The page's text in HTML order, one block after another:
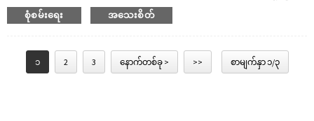
နိုင်သော Finishes Tool-free Plug ရရှိနိုင်သော LEDcustation ထုတ်ကုန်များ
ဖြစ်သော အထူးကု ODM အလင်းရောင်၊ 2005 ခုနှစ်မှစတင်၍ ပရော်ဖက်ရှင်နယ်
ပေးပါသည်။ ကျွန်ုပ်တို့သည် အမျိုးမျိုးသော အသုံးချမှုများအတွက် သင့်လျော်
သော Led Downlight များကို ဒီဇိုင်းဆွဲပြီး ထုတ်လုပ်ပါသည်။...
စုံစမ်းရေး အသေးစိတ်
၁ 2 3 နောက်တစ်ခု > >> စာမျက်နှာ ၁/၃